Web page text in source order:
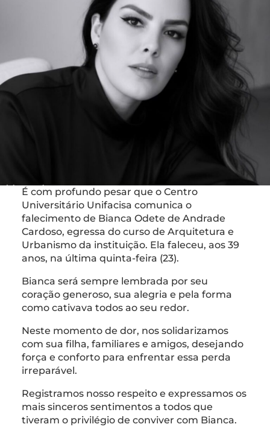
É com profundo pesar que o Centro
Universitário Unifacisa comunica o
falecimento de Bianca Odete de Andrade
Cardoso, egressa do curso de Arquitetura e
Urbanismo da instituição. Ela faleceu, aos 39
anos, na última quinta-feira (23).
Bianca será sempre lembrada por seu
coração generoso, sua alegria e pela forma
como cativava todos ao seu redor.
Neste momento de dor, nos solidarizamos
com sua filha, familiares e amigos, desejando
força e conforto para enfrentar essa perda
irreparável.
Registramos nosso respeito e expressamos os
mais sinceros sentimentos a todos que
tiveram o privilégio de conviver com Bianca.